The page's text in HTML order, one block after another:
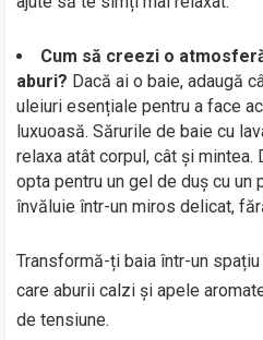
Cum să creezi o
aburi? Dacă ai o baie, adaugă
uleiuri esențiale pentru a face
luxuoasă. Sărurile de baie cu
relaxa atât corpul, cât și mintea.
opta pentru un gel de duș cu un
învăluie într-un miros delicat,
Transformă-ți baia într-un
care aburii calzi și apele
de tensiune.